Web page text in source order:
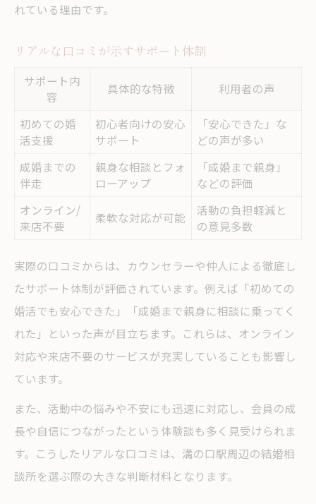
れている理由です。
リアルな口コミが示すサポート体制
サポート内
容
具体的な特徴 利用者の声
初めての婚
活支援
初心者向けの安心
サポート
「安心できた」な
どの声が多い
成婚までの
伴走
親身な相談とフォ
ローアップ
「成婚まで親身」
などの評価
オンライン/
来店不要
柔軟な対応が可能
活動の負担軽減と
の意見多数
実際の口コミからは、カウンセラーや仲人による徹底し
たサポート体制が評価されています。例えば「初めての
婚活でも安心できた」「成婚まで親身に相談に乗ってく
れた」といった声が目立ちます。これらは、オンライン
対応や来店不要のサービスが充実していることも影響し
ています。
また、活動中の悩みや不安にも迅速に対応し、会員の成
長や自信につながったという体験談も多く見受けられま
す。こうしたリアルな口コミは、溝の口駅周辺の結婚相
談所を選ぶ際の大きな判断材料となります。